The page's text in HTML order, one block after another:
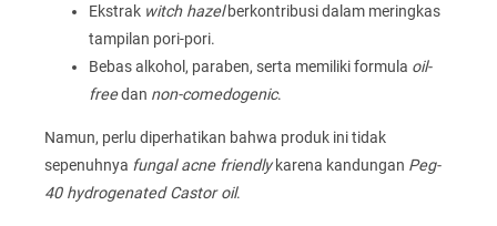
Ekstrak witch hazelberkontribusi dalam meringkas
tampilan pori-pori.
Bebas alkohol, paraben, serta memiliki formula oil-
freedan non-comedogenic.
Namun, perlu diperhatikan bahwa produk ini tidak
sepenuhnya fungal acne friendlykarena kandungan Peg-
40 hydrogenated Castor oil.